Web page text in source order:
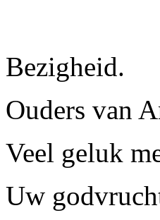
Bezigheid.
Ouders van
Veel geluk
Uw